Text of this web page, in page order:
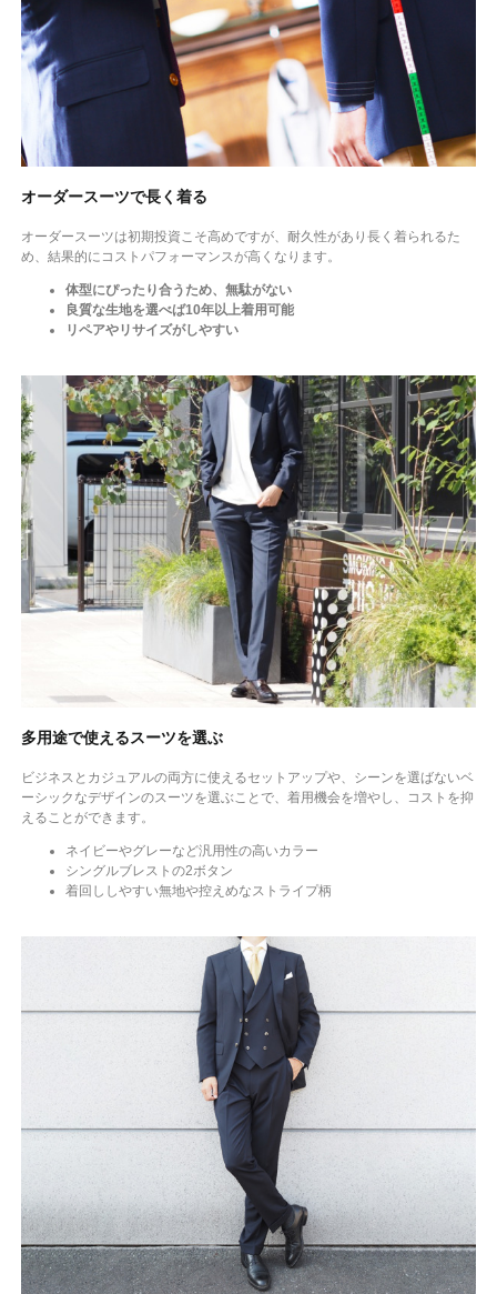
オーダースーツで長く着る
オーダースーツは初期投資こそ高めですが、耐久性があり長く着られるた
め、結果的にコストパフォーマンスが高くなります。
体型にぴったり合うため、無駄がない
良質な生地を選べば10年以上着用可能
リペアやリサイズがしやすい
多用途で使えるスーツを選ぶ
ビジネスとカジュアルの両方に使えるセットアップや、シーンを選ばないベ
ーシックなデザインのスーツを選ぶことで、着用機会を増やし、コストを抑
えることができます。
ネイビーやグレーなど汎用性の高いカラー
シングルブレストの2ボタン
着回ししやすい無地や控えめなストライプ柄